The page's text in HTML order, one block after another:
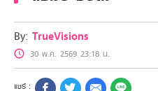
สิทธิพิเศษ
สิทธิพิเศษลูกค้าทรูวิชั่
Showtime
HoReCa
แพ็กเกจสำหรับผู้ประ
By: TrueVisions
30 พ.ค. 2569 23:18 น.